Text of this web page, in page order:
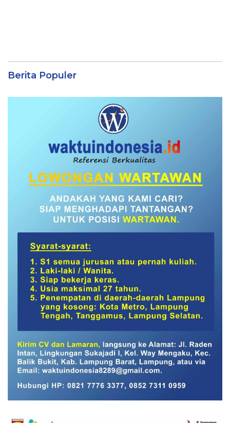
Berita Populer